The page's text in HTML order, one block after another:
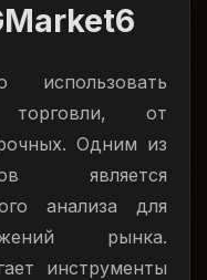
торговли, от
Одним из
является
анализа для
рынка.
инструменты